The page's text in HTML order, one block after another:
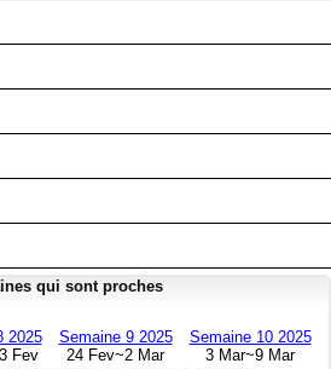
qui sont proches
2025
Fev
Semaine 9 2025
24 Fev~2 Mar
Semaine 10 2025
3 Mar~9 Mar